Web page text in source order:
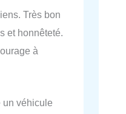
Très bon
et honnêteté.
à
un véhicule